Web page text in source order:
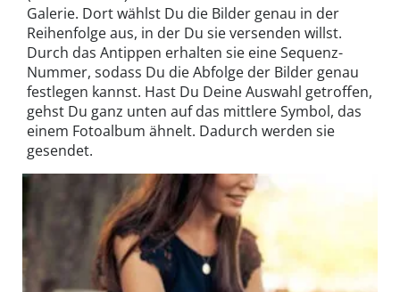
Galerie. Dort wählst Du die Bilder genau in der
Reihenfolge aus, in der Du sie versenden willst.
Durch das Antippen erhalten sie eine Sequenz-
Nummer, sodass Du die Abfolge der Bilder genau
festlegen kannst. Hast Du Deine Auswahl getroffen,
gehst Du ganz unten auf das mittlere Symbol, das
einem Fotoalbum ähnelt. Dadurch werden sie
gesendet.